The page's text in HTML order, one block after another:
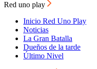
Red uno play
Inicio Red Uno Play
Noticias
La Gran Batalla
Dueños de la tarde
Último Nivel